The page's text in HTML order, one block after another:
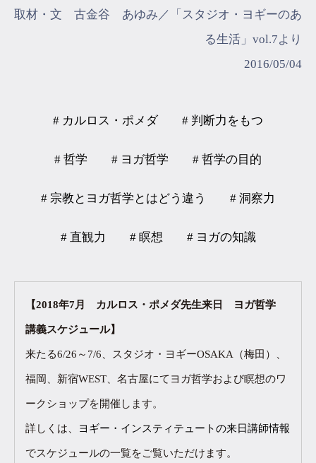
取材・文 古金谷 あゆみ／「スタジオ・ヨギーのあ
る生活」vol.7より
2016/05/04
# カルロス・ポメダ # 判断力をもつ
# 哲学 # ヨガ哲学 # 哲学の目的
# 宗教とヨガ哲学とはどう違う # 洞察力
# 直観力 # 瞑想 # ヨガの知識
【2018年7月 カルロス・ポメダ先生来日 ヨガ哲学
講義スケジュール】
来たる6/26～7/6、スタジオ・ヨギーOSAKA（梅田）、
福岡、新宿WEST、名古屋にてヨガ哲学および瞑想のワ
ークショップを開催します。
詳しくは、 ヨギー・インスティテュートの来日講師情報
でスケジュールの一覧をご覧いただけます。